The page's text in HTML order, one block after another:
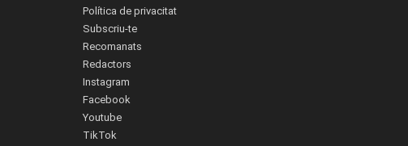
Política de privacitat
Subscriu-te
Recomanats
Redactors
Instagram
Facebook
Youtube
TikTok